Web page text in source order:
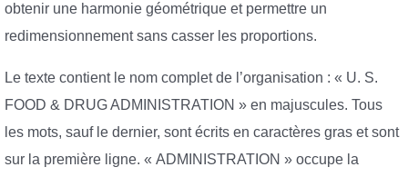
obtenir une harmonie géométrique et permettre un
redimensionnement sans casser les proportions.
Le texte contient le nom complet de l’organisation : « U. S.
FOOD & DRUG ADMINISTRATION » en majuscules. Tous
les mots, sauf le dernier, sont écrits en caractères gras et sont
sur la première ligne. « ADMINISTRATION » occupe la